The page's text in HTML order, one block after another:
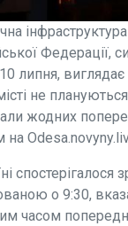
Федерації,
липня,
не
жодних
спостерігалося
о 9:30,
часом